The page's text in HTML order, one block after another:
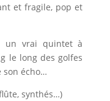
et fragile, pop et
un vrai quintet à
le long des golfes
son écho…
synthés…)